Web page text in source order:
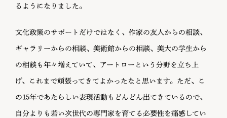
るようになりました。
文化政策のサポートだけではなく、作家の友人からの相談、
ギャラリーからの相談、美術館からの相談、美大の学生から
の相談も年々増えていて、アートローという分野を立ち上
げ、これまで頑張ってきてよかったなと思います。ただ、こ
の15年であたらしい表現活動もどんどん出てきているので、
自分よりも若い次世代の専門家を育てる必要性を痛感してい